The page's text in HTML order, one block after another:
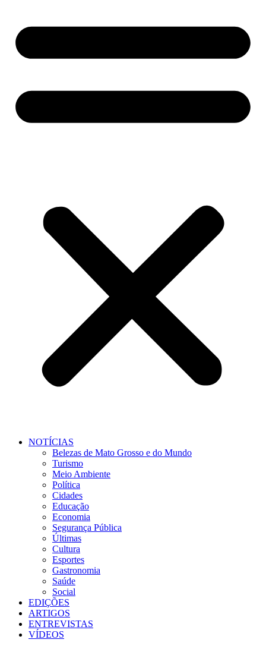
NOTÍCIAS
Belezas de Mato Grosso e do Mundo
Turismo
Meio Ambiente
Política
Cidades
Educação
Economia
Segurança Pública
Últimas
Cultura
Esportes
Gastronomia
Saúde
Social
EDIÇÕES
ARTIGOS
ENTREVISTAS
VÍDEOS